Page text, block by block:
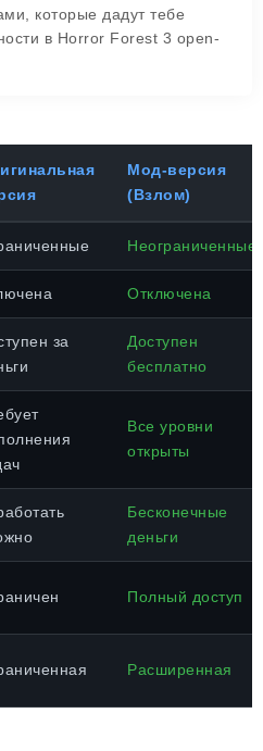
которые дадут тебе
в Horror Forest 3 open-
Мод-версия
(Взлом)
Неограниченные
Отключена
за
Доступен
бесплатно
Все уровни
открыты
Бесконечные
деньги
Полный доступ
Расширенная